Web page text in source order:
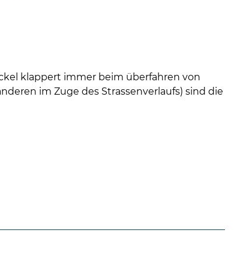
-
klappert immer beim überfahren von
im Zuge des Strassenverlaufs) sind die